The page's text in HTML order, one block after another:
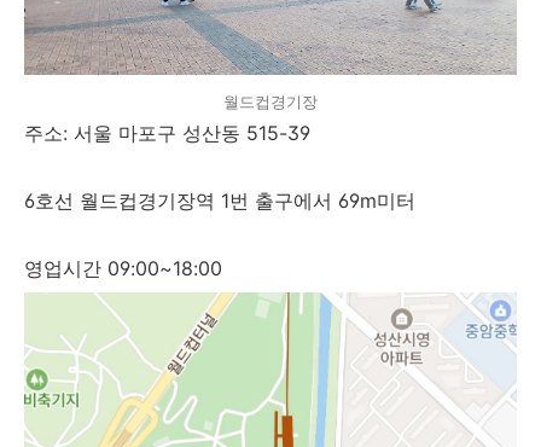
월드컵경기장
주소: 서울 마포구 성산동 515-39
6호선 월드컵경기장역 1번 출구에서 69m미터
영업시간 09:00~18:00